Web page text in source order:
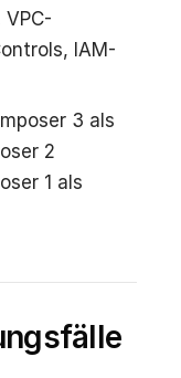
IAM-
3 als
2
1 als